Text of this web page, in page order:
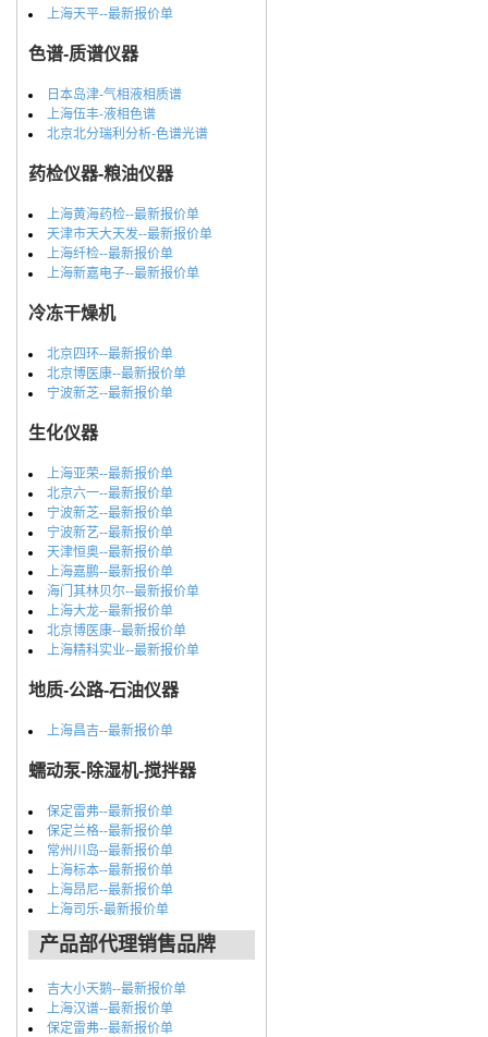
上海天平--最新报价单
色谱-质谱仪器
日本岛津-气相液相质谱
上海伍丰-液相色谱
北京北分瑞利分析-色谱光谱
药检仪器-粮油仪器
上海黄海药检--最新报价单
天津市天大天发--最新报价单
上海纤检--最新报价单
上海新嘉电子--最新报价单
冷冻干燥机
北京四环--最新报价单
北京博医康--最新报价单
宁波新芝--最新报价单
生化仪器
上海亚荣--最新报价单
北京六一--最新报价单
宁波新芝--最新报价单
宁波新艺--最新报价单
天津恒奥--最新报价单
上海嘉鹏--最新报价单
海门其林贝尔--最新报价单
上海大龙--最新报价单
北京博医康--最新报价单
上海精科实业--最新报价单
地质-公路-石油仪器
上海昌吉--最新报价单
蠕动泵-除湿机-搅拌器
保定雷弗--最新报价单
保定兰格--最新报价单
常州川岛--最新报价单
上海标本--最新报价单
上海昂尼--最新报价单
上海司乐-最新报价单
产品部代理销售品牌
吉大小天鹅--最新报价单
上海汉谱--最新报价单
保定雷弗--最新报价单